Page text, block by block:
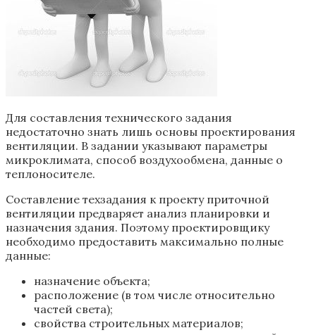
Для составления технического задания
недостаточно знать лишь основы проектирования
вентиляции. В задании указывают параметры
микроклимата, способ воздухообмена, данные о
теплоносителе.
Составление техзадания к проекту приточной
вентиляции предваряет анализ планировки и
назначения здания. Поэтому проектировщику
необходимо предоставить максимально полные
данные:
назначение объекта;
расположение (в том числе относительно
частей света);
свойства строительных материалов;